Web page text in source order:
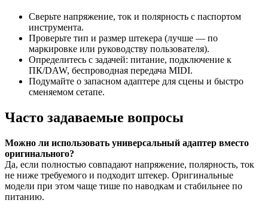
Сверьте напряжение, ток и полярность с паспортом
инструмента.
Проверьте тип и размер штекера (лучше — по
маркировке или руководству пользователя).
Определитесь с задачей: питание, подключение к
ПК/DAW, беспроводная передача MIDI.
Подумайте о запасном адаптере для сцены и быстро
сменяемом сетапе.
Часто задаваемые вопросы
Можно ли использовать универсальный адаптер вместо
оригинального?
Да, если полностью совпадают напряжение, полярность, ток
не ниже требуемого и подходит штекер. Оригинальные
модели при этом чаще тише по наводкам и стабильнее по
питанию.